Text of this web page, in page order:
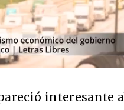
interesante